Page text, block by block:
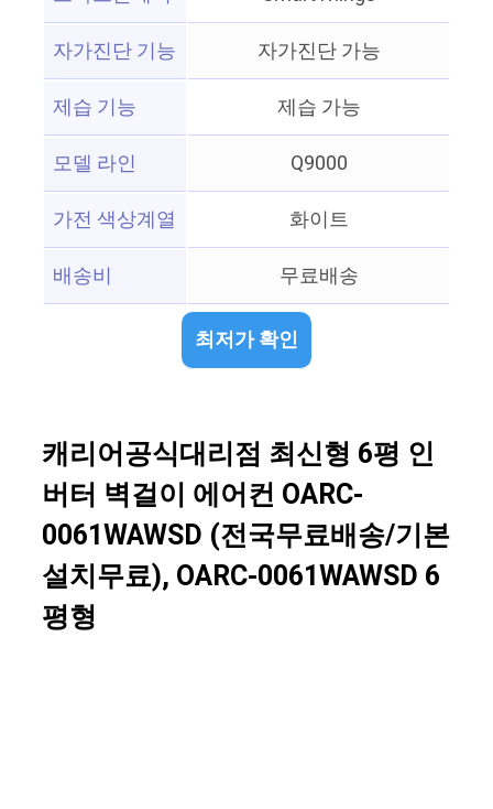
자가진단 기능
자가진단 가능
제습 기능
제습 가능
모델 라인
Q9000
가전 색상계열
화이트
배송비
무료배송
최저가 확인
캐리어공식대리점 최신형 6평 인
버터 벽걸이 에어컨 OARC-
0061WAWSD (전국무료배송/기본
설치무료), OARC-0061WAWSD 6
평형